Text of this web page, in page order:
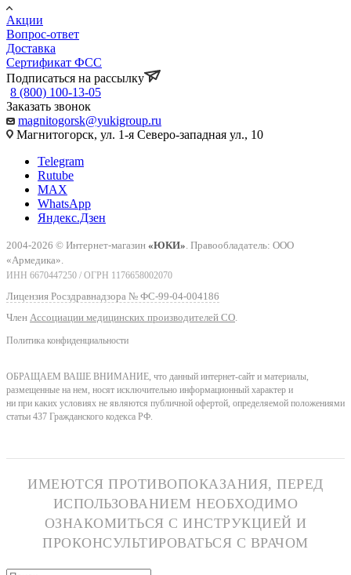
Акции
Вопрос-ответ
Доставка
Сертификат ФСС
Подписаться на рассылку
8 (800) 100-13-05
Заказать звонок
magnitogorsk@yukigroup.ru
Магнитогорск, ул. 1-я Северо-западная ул., 10
Telegram
Rutube
MAX
WhatsApp
Яндекс.Дзен
2004-2026 © Интернет-магазин «ЮКИ». Правообладатель: ООО
«Армедика».
ИНН 6670447250 / ОГРН 1176658002070
Лицензия Росздравнадзора № ФС-99-04-004186
Член Ассоциации медицинских производителей СО.
Политика конфиденциальности
ОБРАЩАЕМ ВАШЕ ВНИМАНИЕ, что данный интернет-сайт и материалы,
размещенные на нем, носят исключительно информационный характер и
ни при каких условиях не являются публичной офертой, определяемой положениями
статьи 437 Гражданского кодекса РФ.
ИМЕЮТСЯ ПРОТИВОПОКАЗАНИЯ, ПЕРЕД
ИСПОЛЬЗОВАНИЕМ НЕОБХОДИМО
ОЗНАКОМИТЬСЯ С ИНСТРУКЦИЕЙ И
ПРОКОНСУЛЬТИРОВАТЬСЯ С ВРАЧОМ